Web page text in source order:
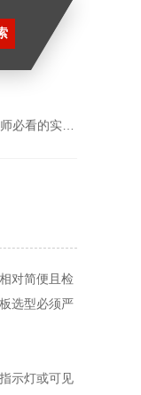
的实操要点
对简便且检
选型必须严
示灯或可见